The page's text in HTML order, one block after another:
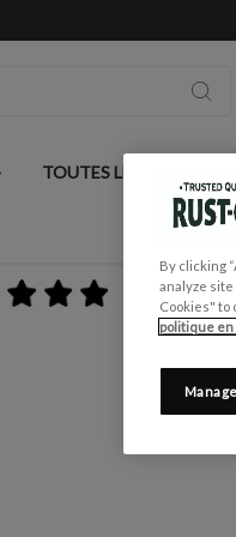
TOUTES LES PEINTURES
By clicking
analyze
Cookies" to
politique